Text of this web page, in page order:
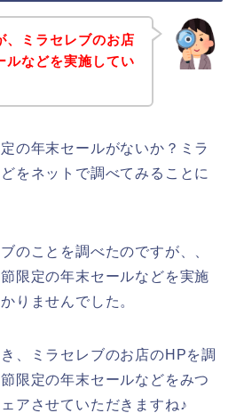
、ミラセレブのお店
ルなどを実施してい
の年末セールがないか？ミラ
をネットで調べてみることに
のことを調べたのですが、、
限定の年末セールなどを実施
りませんでした。
、ミラセレブのお店のHPを調
限定の年末セールなどをみつ
アさせていただきますね♪